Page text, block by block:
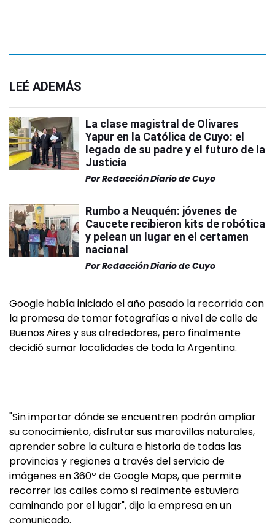
LEÉ ADEMÁS
La clase magistral de Olivares
Yapur en la Católica de Cuyo: el
legado de su padre y el futuro de la
Justicia
PorRedacción Diario de Cuyo
Rumbo a Neuquén: jóvenes de
Caucete recibieron kits de robótica
y pelean un lugar en el certamen
nacional
PorRedacción Diario de Cuyo
Google había iniciado el año pasado la recorrida con
la promesa de tomar fotografías a nivel de calle de
Buenos Aires y sus alrededores, pero finalmente
decidió sumar localidades de toda la Argentina.
"Sin importar dónde se encuentren podrán ampliar
su conocimiento, disfrutar sus maravillas naturales,
aprender sobre la cultura e historia de todas las
provincias y regiones a través del servicio de
imágenes en 360º de Google Maps, que permite
recorrer las calles como si realmente estuviera
caminando por el lugar", dijo la empresa en un
comunicado.